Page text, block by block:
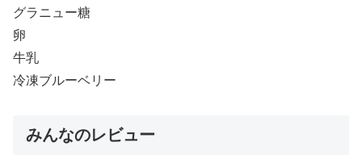
グラニュー糖
卵
牛乳
冷凍ブルーベリー
みんなのレビュー